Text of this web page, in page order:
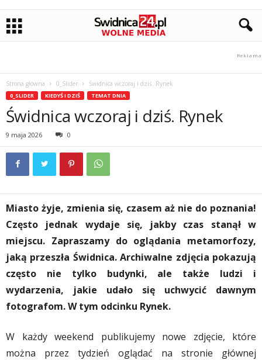
Strona główna 0_Slider Świdnica wczoraj i dziś. Rynek
0_SLIDER KIEDYŚ I DZIŚ TEMAT DNIA
Świdnica wczoraj i dziś. Rynek
9 maja 2026 0
Miasto żyje, zmienia się, czasem aż nie do poznania!
Często jednak wydaje się, jakby czas stanął w
miejscu. Zapraszamy do oglądania metamorfozy,
jaką przeszła Świdnica. Archiwalne zdjęcia pokazują
często nie tylko budynki, ale także ludzi i
wydarzenia, jakie udało się uchwycić dawnym
fotografom. W tym odcinku Rynek.
W każdy weekend publikujemy nowe zdjęcie, które
można przez tydzień oglądać na stronie głównej